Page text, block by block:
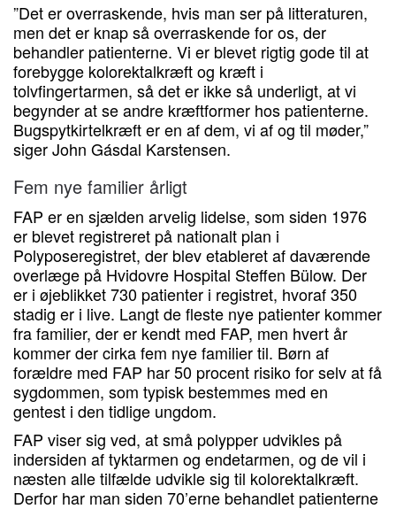
”Det er overraskende, hvis man ser på litteraturen,
men det er knap så overraskende for os, der
behandler patienterne. Vi er blevet rigtig gode til at
forebygge kolorektalkræft og kræft i
tolvfingertarmen, så det er ikke så underligt, at vi
begynder at se andre kræftformer hos patienterne.
Bugspytkirtelkræft er en af dem, vi af og til møder,”
siger John Gásdal Karstensen.
Fem nye familier årligt
FAP er en sjælden arvelig lidelse, som siden 1976
er blevet registreret på nationalt plan i
Polyposeregistret, der blev etableret af daværende
overlæge på Hvidovre Hospital Steffen Bülow. Der
er i øjeblikket 730 patienter i registret, hvoraf 350
stadig er i live. Langt de fleste nye patienter kommer
fra familier, der er kendt med FAP, men hvert år
kommer der cirka fem nye familier til. Børn af
forældre med FAP har 50 procent risiko for selv at få
sygdommen, som typisk bestemmes med en
gentest i den tidlige ungdom.
FAP viser sig ved, at små polypper udvikles på
indersiden af tyktarmen og endetarmen, og de vil i
næsten alle tilfælde udvikle sig til kolorektalkræft.
Derfor har man siden 70’erne behandlet patienterne